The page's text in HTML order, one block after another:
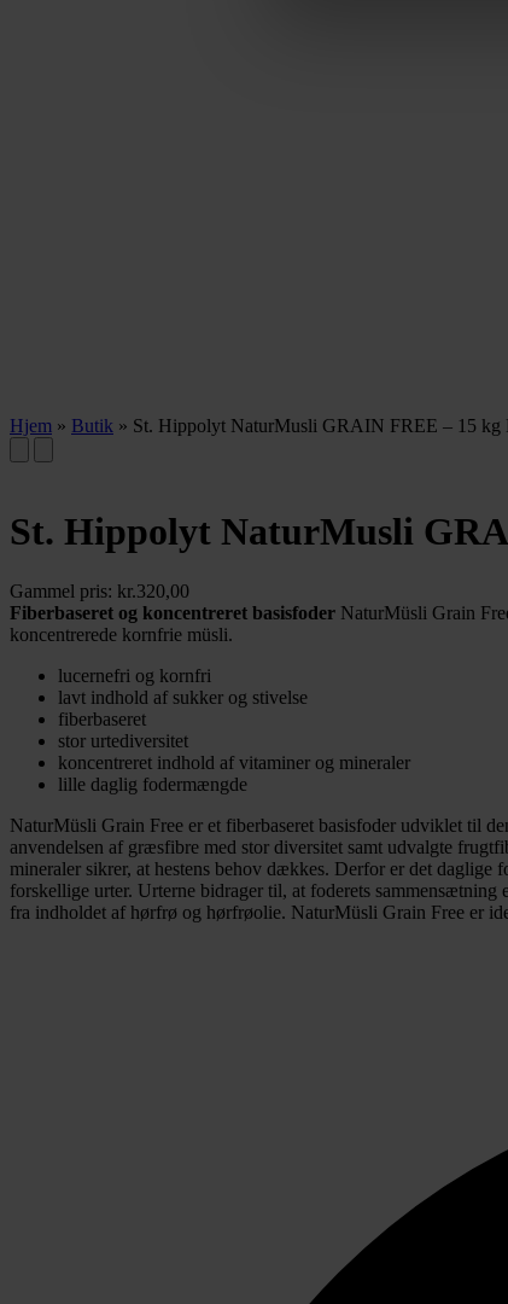
Hjem » Butik » St. Hippolyt NaturMusli GRAIN FREE – 15
St. Hippolyt NaturMusli
Gammel pris: kr.320,00
Fiberbaseret og koncentreret basisfoder NaturMüsli Grain
koncentrerede kornfrie müsli.
lucernefri og kornfri
lavt indhold af sukker og stivelse
fiberbaseret
stor urtediversitet
koncentreret indhold af vitaminer og mineraler
lille daglig fodermængde
NaturMüsli Grain Free er et fiberbaseret basisfoder udviklet til
anvendelsen af græsfibre med stor diversitet samt udvalgte
mineraler sikrer, at hestens behov dækkes. Derfor er det
forskellige urter. Urterne bidrager til, at foderets
fra indholdet af hørfrø og hørfrøolie. NaturMüsli Grain Free er